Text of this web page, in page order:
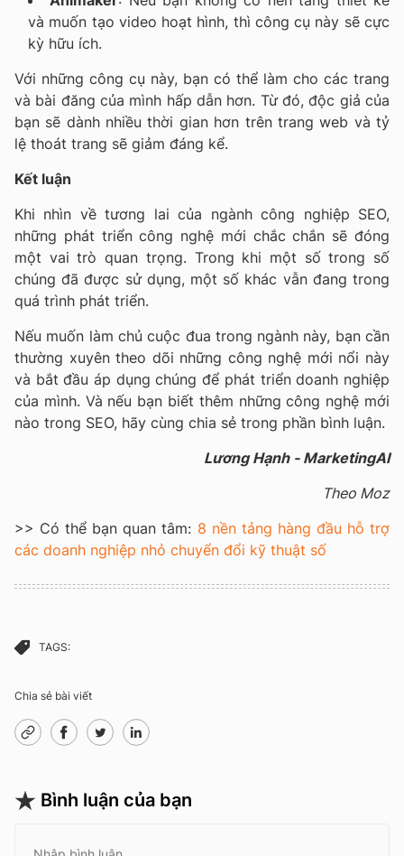
và muốn tạo video hoạt hình, thì công cụ này sẽ cực
kỳ hữu ích.
Với những công cụ này, bạn có thể làm cho các trang
và bài đăng của mình hấp dẫn hơn. Từ đó, độc giả của
bạn sẽ dành nhiều thời gian hơn trên trang web và tỷ
lệ thoát trang sẽ giảm đáng kể.
Kết luận
Khi nhìn về tương lai của ngành công nghiệp SEO,
những phát triển công nghệ mới chắc chắn sẽ đóng
một vai trò quan trọng. Trong khi một số trong số
chúng đã được sử dụng, một số khác vẫn đang trong
quá trình phát triển.
Nếu muốn làm chủ cuộc đua trong ngành này, bạn cần
thường xuyên theo dõi những công nghệ mới nổi này
và bắt đầu áp dụng chúng để phát triển doanh nghiệp
của mình. Và nếu bạn biết thêm những công nghệ mới
nào trong SEO, hãy cùng chia sẻ trong phần bình luận.
Lương Hạnh - MarketingAI
Theo Moz
>> Có thể bạn quan tâm: 8 nền tảng hàng đầu hỗ trợ
các doanh nghiệp nhỏ chuyển đổi kỹ thuật số
TAGS:
Chia sẻ bài viết
Bình luận của bạn